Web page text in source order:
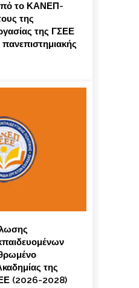
το ΚΑΝΕΠ-
της
της ΓΣΕΕ
της
(2026-2028)